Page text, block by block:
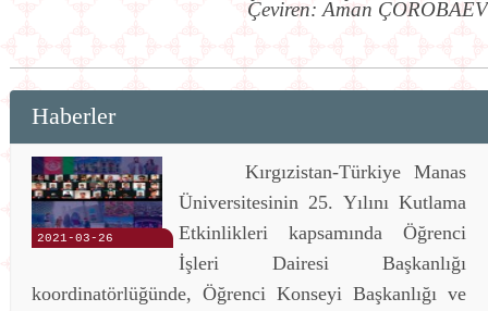
Çeviren: Aman ÇOROBAEV
Haberler
2021-03-26
Kırgızistan-Türkiye Manas
Üniversitesinin 25. Yılını Kutlama
Etkinlikleri kapsamında Öğrenci
İşleri Dairesi Başkanlığı
koordinatörlüğünde, Öğrenci Konseyi Başkanlığı ve